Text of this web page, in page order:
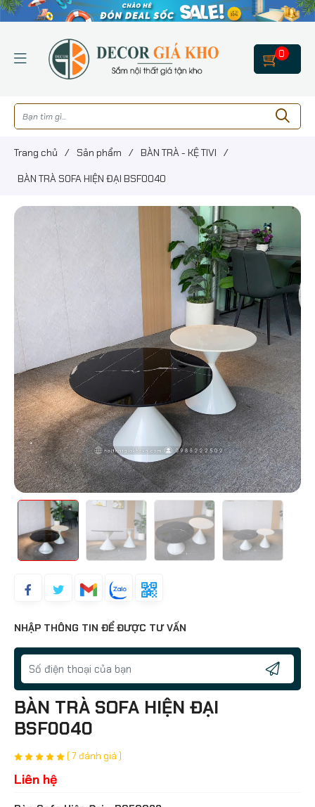
0
Trang chủ / Sản phẩm / BÀN TRÀ - KỆ TIVI /
BÀN TRÀ SOFA HIỆN ĐẠI BSF0040
NHẬP THÔNG TIN ĐỂ ĐƯỢC TƯ VẤN
BÀN TRÀ SOFA HIỆN ĐẠI
BSF0040
( 7 đánh giá )
Liên hệ